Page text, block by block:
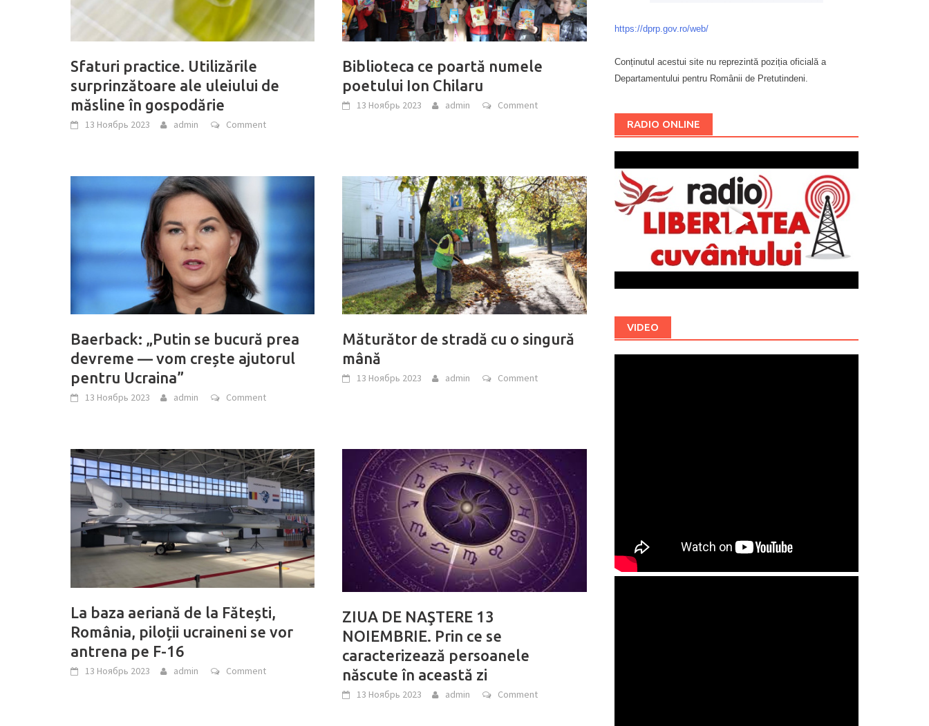
Sfaturi practice. Utilizările
surprinzătoare ale uleiului de
măsline în gospodărie
13 Ноябрь 2023 admin Comment
Biblioteca ce poartă numele
poetului Ion Chilaru
13 Ноябрь 2023 admin Comment
Baerback: „Putin se bucură prea
devreme — vom crește ajutorul
pentru Ucraina”
13 Ноябрь 2023 admin Comment
Măturător de stradă cu o singură
mână
13 Ноябрь 2023 admin Comment
La baza aeriană de la Fătești,
România, piloții ucraineni se vor
antrena pe F-16
13 Ноябрь 2023 admin Comment
ZIUA DE NAŞTERE 13
NOIEMBRIE. Prin ce se
caracterizează persoanele
născute în această zi
13 Ноябрь 2023 admin Comment
https://dprp.gov.ro/web/
Conținutul acestui site nu reprezintă poziția oficială a
Departamentului pentru Românii de Pretutindeni.
RADIO ONLINE
VIDEO